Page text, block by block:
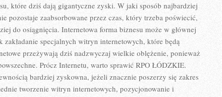
które dziś dają gigantyczne zyski. W jaki sposób najbardziej
pozostaje zaabsorbowane przez czas, który trzeba poświecić,
do osiągnięcia. Internetowa forma biznesu może w głównej
specjalnych witryn internetowych, które będą
przeżywają dziś nadzwyczaj wielkie oblężenie, ponieważ
Prócz Internetu, warto sprawić RPO ŁÓDZKIE.
bardziej zyskowna, jeżeli znacznie poszerzy się zakres
tworzenie witryn internetowych, pozycjonowanie i